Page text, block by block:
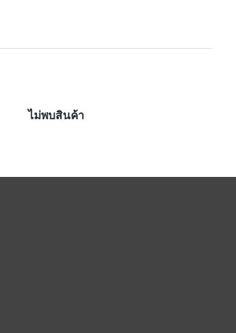
ไม่พบสินค้า